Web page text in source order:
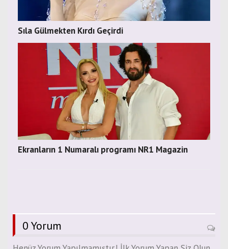
Sıla Gülmekten Kırdı Geçirdi
Ekranların 1 Numaralı programı NR1 Magazin
0 Yorum